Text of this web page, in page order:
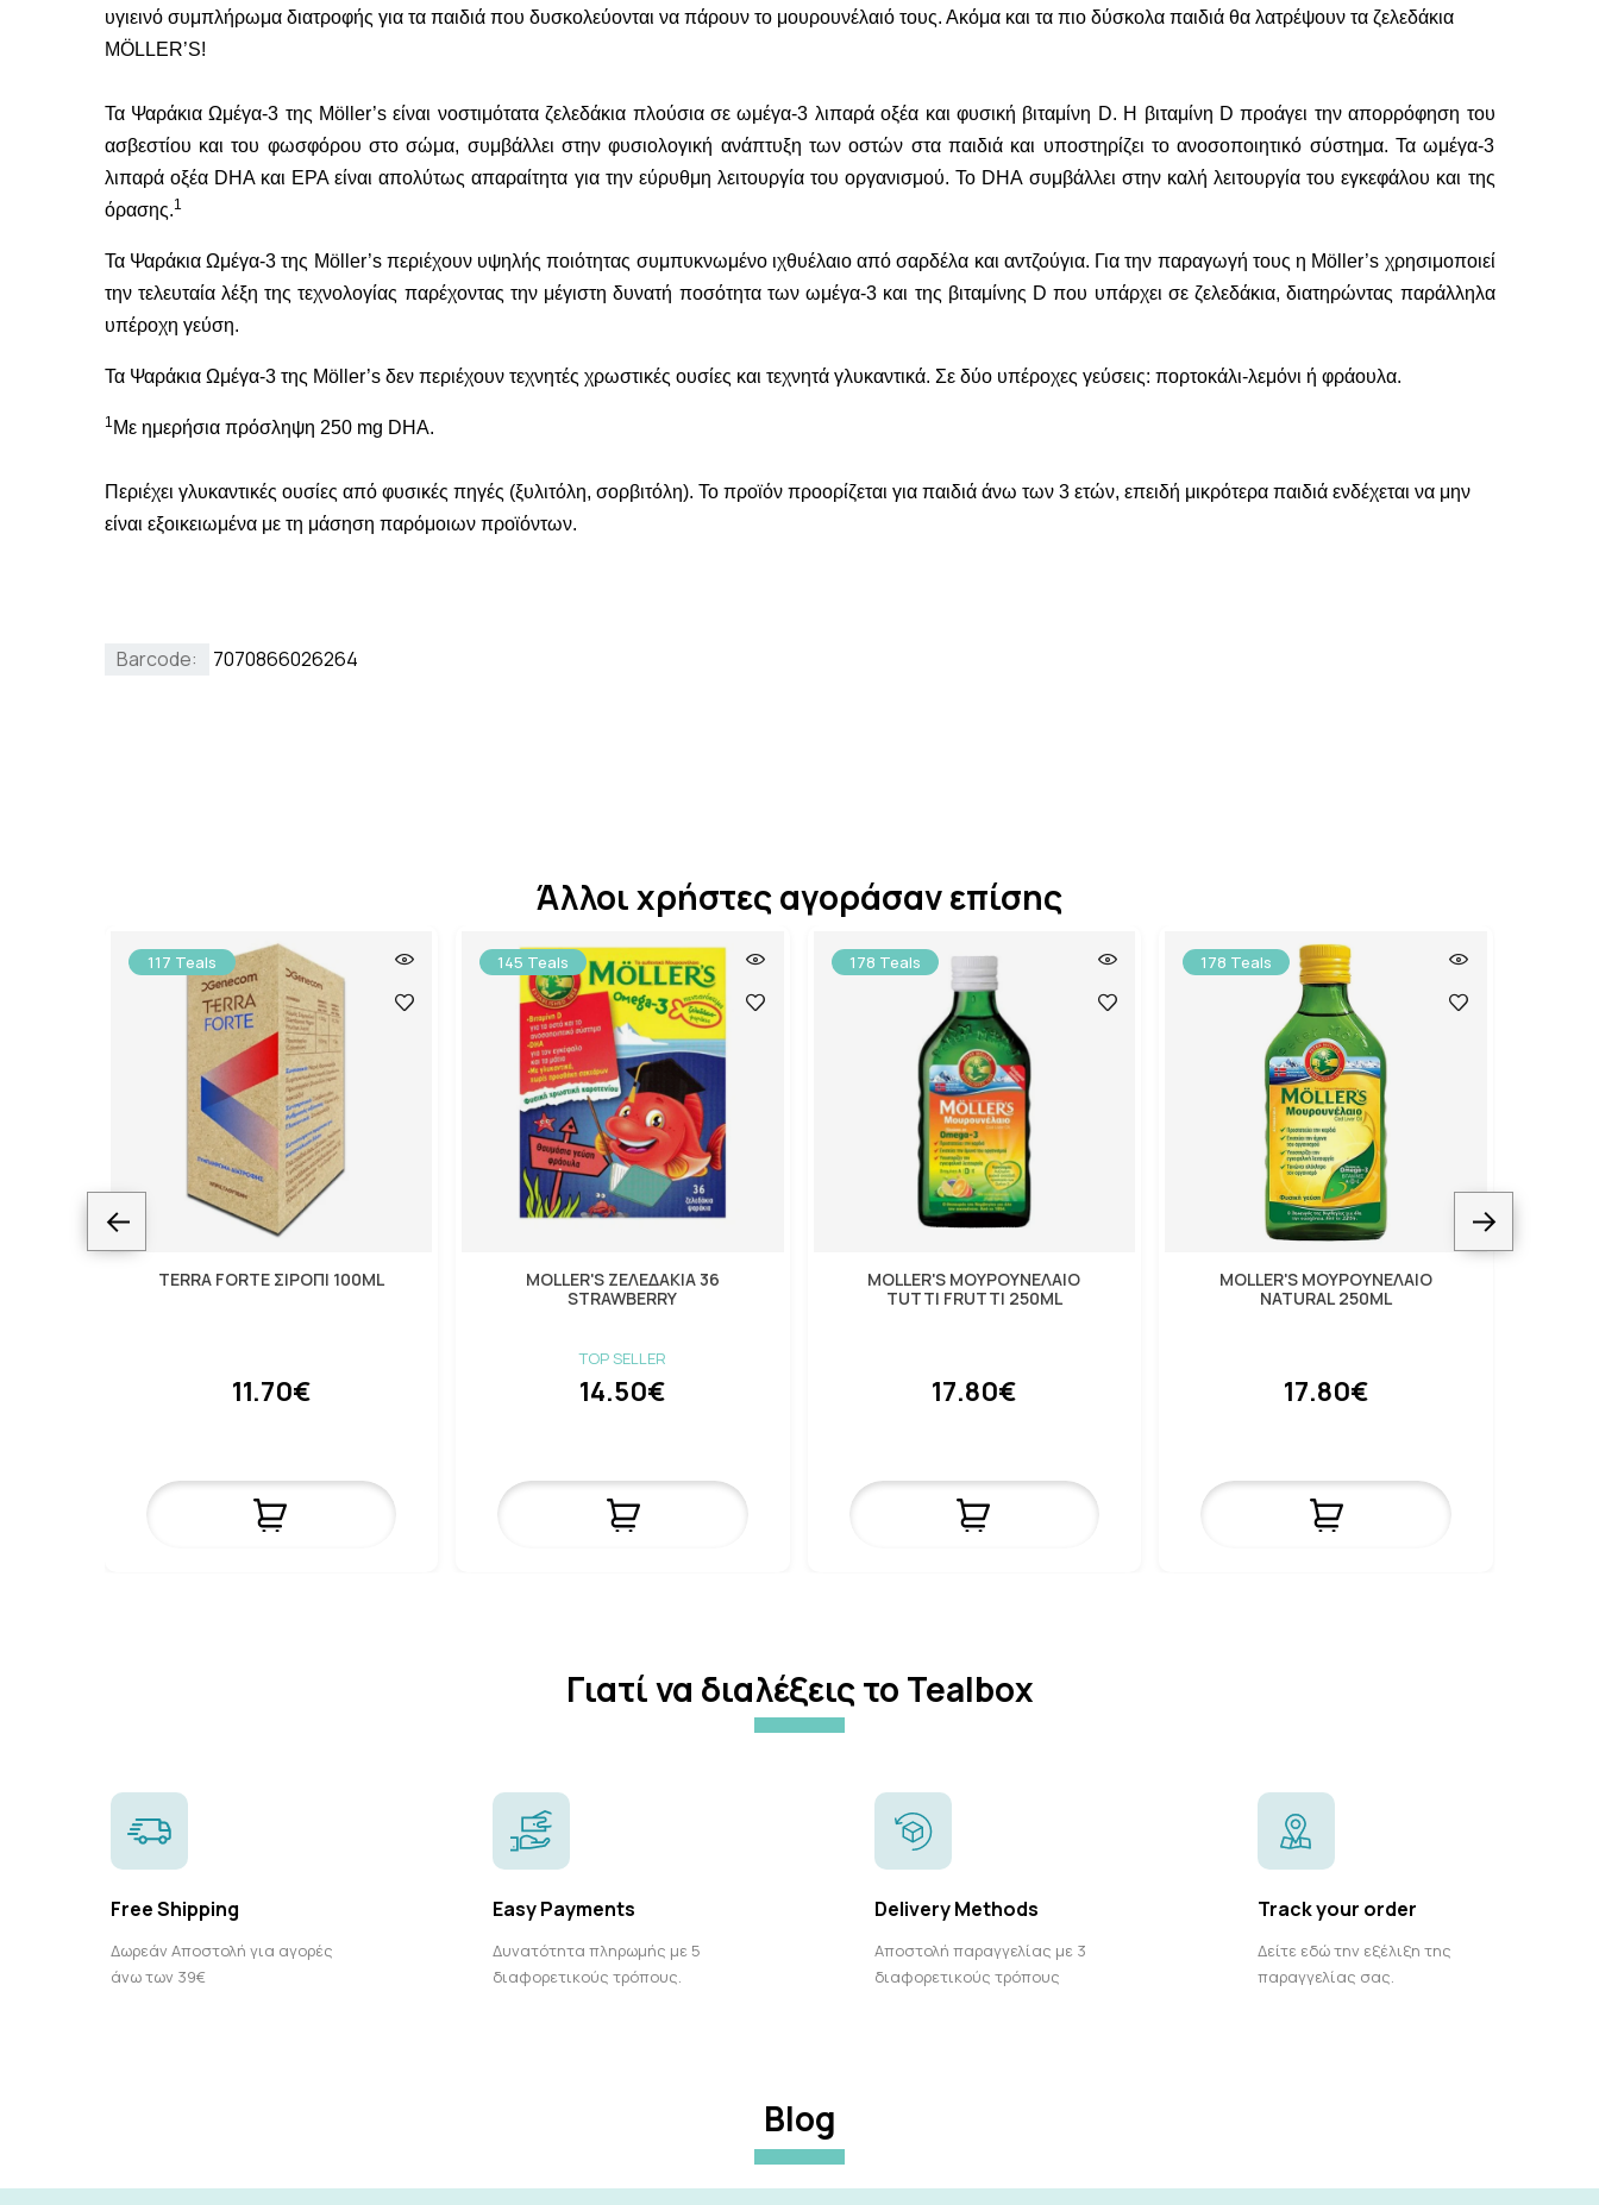
υγιεινό συμπλήρωμα διατροφής για τα παιδιά που δυσκολεύονται να πάρουν το μουρουνέλαιό τους. Ακόμα και τα πιο δύσκολα παιδιά θα λατρέψουν τα ζελεδάκια
MÖLLER’S!
Τα Ψαράκια Ωμέγα-3 της Möller’s είναι νοστιμότατα ζελεδάκια πλούσια σε ωμέγα-3 λιπαρά οξέα και φυσική βιταμίνη D. Η βιταμίνη D προάγει την απορρόφηση του
ασβεστίου και του φωσφόρου στο σώμα, συμβάλλει στην φυσιολογική ανάπτυξη των οστών στα παιδιά και υποστηρίζει το ανοσοποιητικό σύστημα. Τα ωμέγα-3
λιπαρά οξέα DHA και EPA είναι απολύτως απαραίτητα για την εύρυθμη λειτουργία του οργανισμού. Το DHA συμβάλλει στην καλή λειτουργία του εγκεφάλου και της
όρασης.1
Τα Ψαράκια Ωμέγα-3 της Möller’s περιέχουν υψηλής ποιότητας συμπυκνωμένο ιχθυέλαιο από σαρδέλα και αντζούγια. Για την παραγωγή τους η Möller’s χρησιμοποιεί
την τελευταία λέξη της τεχνολογίας παρέχοντας την μέγιστη δυνατή ποσότητα των ωμέγα-3 και της βιταμίνης D που υπάρχει σε ζελεδάκια, διατηρώντας παράλληλα
υπέροχη γεύση.
Τα Ψαράκια Ωμέγα-3 της Möller’s δεν περιέχουν τεχνητές χρωστικές ουσίες και τεχνητά γλυκαντικά. Σε δύο υπέροχες γεύσεις: πορτοκάλι-λεμόνι ή φράουλα.
1 Με ημερήσια πρόσληψη 250 mg DHA.
Περιέχει γλυκαντικές ουσίες από φυσικές πηγές (ξυλιτόλη, σορβιτόλη). Το προϊόν προορίζεται για παιδιά άνω των 3 ετών, επειδή μικρότερα παιδιά ενδέχεται να μην
είναι εξοικειωμένα με τη μάσηση παρόμοιων προϊόντων.
Barcode: 7070866026264
Άλλοι χρήστες αγοράσαν επίσης
117 Teals
TERRA FORTE ΣΙΡΟΠΙ 100ML
11.70€
145 Teals
MOLLER'S ΖΕΛΕΔΑΚΙΑ 36
STRAWBERRY
TOP SELLER
14.50€
178 Teals
MOLLER'S ΜΟΥΡΟΥΝΕΛΑΙΟ
TUTTI FRUTTI 250ML
17.80€
178 Teals
MOLLER'S ΜΟΥΡΟΥΝΕΛΑΙΟ
NATURAL 250ML
17.80€
Γιατί να διαλέξεις το Tealbox
Free Shipping
Δωρεάν Αποστολή για αγορές
άνω των 39€
Easy Payments
Δυνατότητα πληρωμής με 5
διαφορετικούς τρόπους.
Delivery Methods
Αποστολή παραγγελίας με 3
διαφορετικούς τρόπους
Track your order
Δείτε εδώ την εξέλιξη της
παραγγελίας σας.
Blog